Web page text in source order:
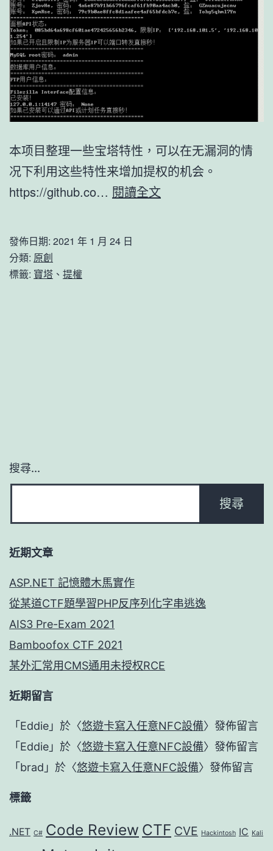
本项目整理一些宝塔特性，可以在无漏洞的情
况下利用这些特性来增加提权的机会。
https://github.co… 閱讀全文
發佈日期: 2021 年 1 月 24 日
分類: 原創
標籤: 寶塔 、 提權
搜尋...
近期文章
ASP.NET 記憶體木馬實作
從某道CTF題學習PHP反序列化字串逃逸
AIS3 Pre-Exam 2021
Bamboofox CTF 2021
某外汇常用CMS通用未授权RCE
近期留言
「 Eddie 」於〈悠遊卡寫入任意NFC設備〉發佈留言
「 Eddie 」於〈悠遊卡寫入任意NFC設備〉發佈留言
「 brad 」於〈悠遊卡寫入任意NFC設備〉發佈留言
標籤
.NET C# Code Review CTF CVE Hackintosh IC Kali